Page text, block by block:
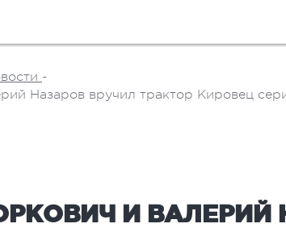
-
Назаров вручил трактор Кировец
И ВАЛЕРИЙ